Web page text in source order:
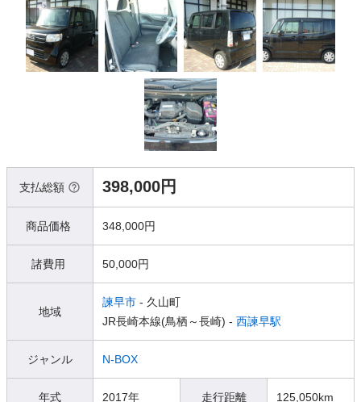
支払総額 398,000円
商品価格 348,000円
諸費用 50,000円
地域
諫早市 - 久山町
JR長崎本線(鳥栖～長崎) - 西諫早駅
ジャンル N-BOX
年式 2017年 走行距離 125,050km